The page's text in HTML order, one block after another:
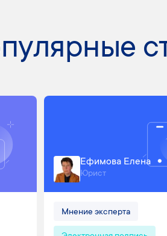
Ефимова Елена
Юрист
Мнение эксперта